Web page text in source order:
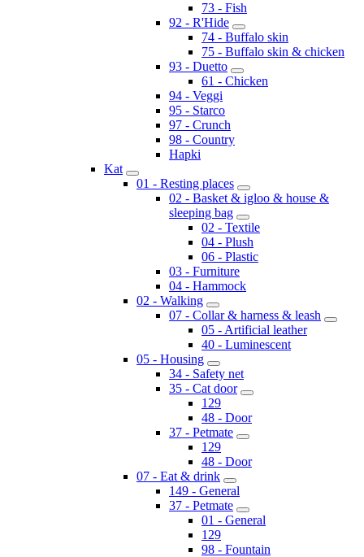
73 - Fish
92 - R'Hide
74 - Buffalo skin
75 - Buffalo skin & chicken
93 - Duetto
61 - Chicken
94 - Veggi
95 - Starco
97 - Crunch
98 - Country
Hapki
Kat
01 - Resting places
02 - Basket & igloo & house &
sleeping bag
02 - Textile
04 - Plush
06 - Plastic
03 - Furniture
04 - Hammock
02 - Walking
07 - Collar & harness & leash
05 - Artificial leather
40 - Luminescent
05 - Housing
34 - Safety net
35 - Cat door
129
48 - Door
37 - Petmate
129
48 - Door
07 - Eat & drink
149 - General
37 - Petmate
01 - General
129
98 - Fountain